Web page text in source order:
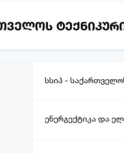
სსიპ -
ენერგექტიკა და